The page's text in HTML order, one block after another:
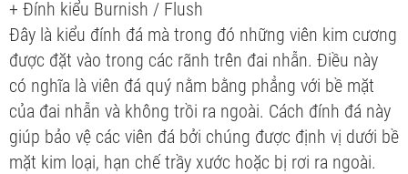
+ Đính kiểu Burnish / Flush
Đây là kiểu đính đá mà trong đó những viên kim cương
được đặt vào trong các rãnh trên đai nhẫn. Điều này
có nghĩa là viên đá quý nằm bằng phẳng với bề mặt
của đai nhẫn và không trồi ra ngoài. Cách đính đá này
giúp bảo vệ các viên đá bởi chúng được định vị dưới bề
mặt kim loại, hạn chế trầy xước hoặc bị rơi ra ngoài.